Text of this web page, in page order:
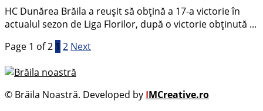
HC Dunărea Brăila a reușit să obțină a 17-a victorie în
actualul sezon de Liga Florilor, după o victorie obținută ...
Page 1 of 2 1 2 Next
© Brăila Noastră. Developed by IMCreative.ro